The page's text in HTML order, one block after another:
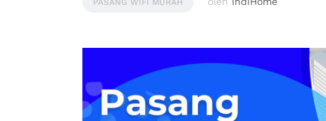
PASANG WIFI MURAH